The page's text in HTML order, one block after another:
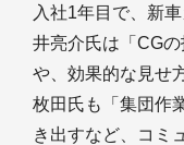
入社1年目で、新
井亮介氏は「CG
や、効果的な見せ
枚田氏も「集団作
き出すなど、コミ